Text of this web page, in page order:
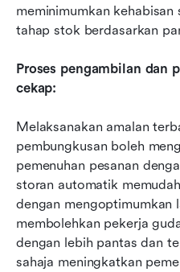
meminimumkan
tahap stok berdasarkan
Proses pengambilan dan
cekap:
Melaksanakan amalan
pembungkusan boleh
pemenuhan pesanan
storan automatik
dengan mengoptimumkan
membolehkan pekerja
dengan lebih pantas dan
sahaja meningkatkan